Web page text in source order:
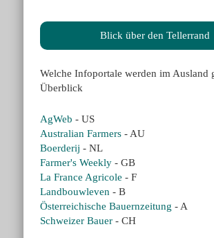
Blick über den Tellerrand
Welche Infoportale werden im Ausland
Überblick
AgWeb - US
Australian Farmers - AU
Boerderij - NL
Farmer's Weekly - GB
La France Agricole - F
Landbouwleven - B
Österreichische Bauernzeitung - A
Schweizer Bauer - CH